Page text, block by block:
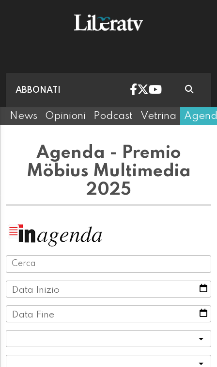
ABBONATI
News Opinioni Podcast Vetrina
Agenda - Premio
Möbius Multimedia
2025
Data Inizio
Data Fine